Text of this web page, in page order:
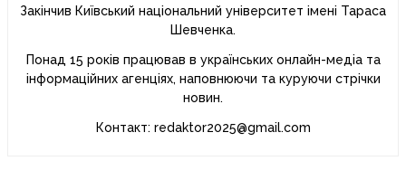
Закінчив Київський національний університет імені Тараса
Шевченка.
Понад 15 років працював в українських онлайн-медіа та
інформаційних агенціях, наповнюючи та куруючи стрічки
новин.
Контакт: redaktor2025@gmail.com